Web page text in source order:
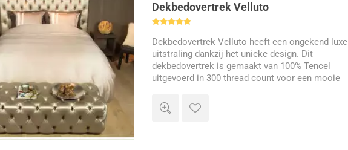
Dekbedovertrek Velluto
Dekbedovertrek Velluto heeft een ongekend luxe
uitstraling dankzij het unieke design. Dit
dekbedovertrek is gemaakt van 100% Tencel
uitgevoerd in 300 thread count voor een mooie